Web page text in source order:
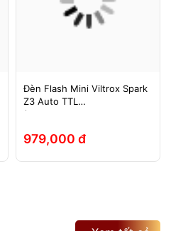
Đèn Flash Mini Viltrox Spark
Z3 Auto TTL
(Fuji/Sony/Canon/Nikon)
979,000 đ